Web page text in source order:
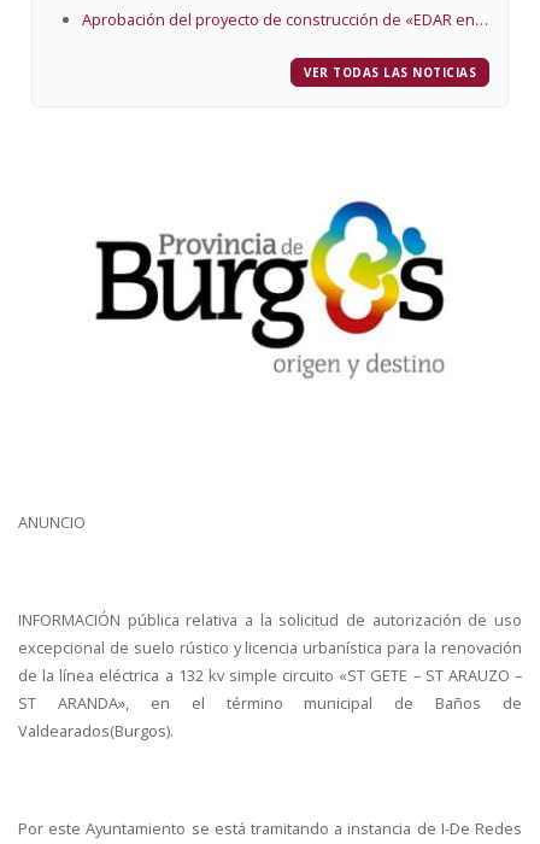
Aprobación del proyecto de construcción de «EDAR en
VER TODAS LAS NOTICIAS
ANUNCIO
INFORMACIÓN pública relativa a la solicitud de autorización de uso
excepcional de suelo rústico y licencia urbanística para la renovación
de la línea eléctrica a 132 kv simple circuito «ST GETE – ST ARAUZO –
ST ARANDA», en el término municipal de Baños de
Valdearados(Burgos).
Por este Ayuntamiento se está tramitando a instancia de I-De Redes